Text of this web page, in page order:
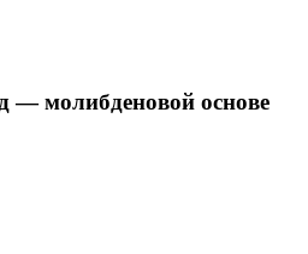
— молибденовой основе